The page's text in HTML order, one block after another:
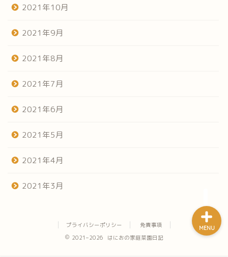
2021年10月
2021年9月
2021年8月
2021年7月
2021年6月
2021年5月
2021年4月
2021年3月
プライバシーポリシー
免責事項
2021–2026 はにおの家庭菜園日記
MENU